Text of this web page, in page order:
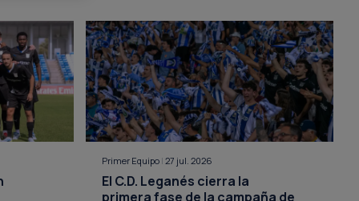
Primer Equipo | 27 jul. 2026
El C.D. Leganés cierra la
primera fase de la campaña de